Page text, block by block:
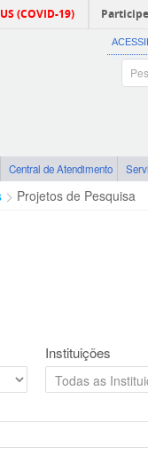
(COVID-19) Participe
Central de Atendimento
Projetos de Pesquisa
Instituições